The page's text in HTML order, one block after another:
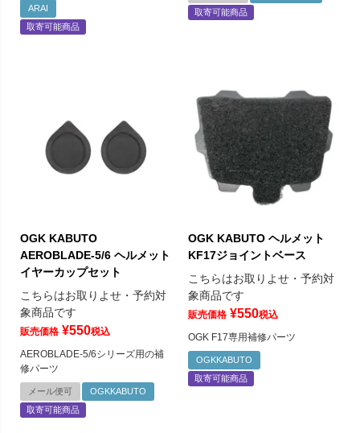
ARAI
取寄可能商品
取寄可能商品
OGK KABUTO
AEROBLADE-5/6 ヘルメット
イヤーカップセット
こちらはお取りよせ・予約対
象商品です
販売価格 ¥550税込
AEROBLADE-5/6シリーズ用の補
修パーツ
メール便可
OGKKABUTO
取寄可能商品
OGK KABUTO ヘルメット
KF17ジョイントベース
こちらはお取りよせ・予約対
象商品です
販売価格 ¥550税込
OGK F17専用補修パーツ
OGKKABUTO
取寄可能商品